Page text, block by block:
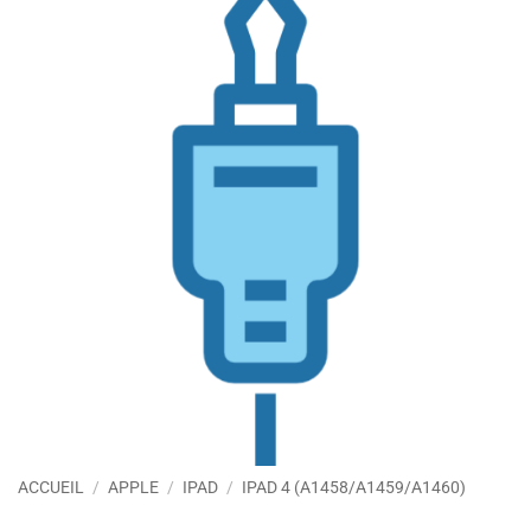
ACCUEIL / APPLE / IPAD / IPAD 4 (A1458/A1459/A1460)